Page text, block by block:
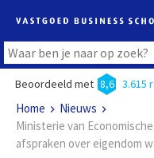
Beoordeeld met 8,6 3.615
Home
Nieuws
Ministerie van
afspraken over eigendom